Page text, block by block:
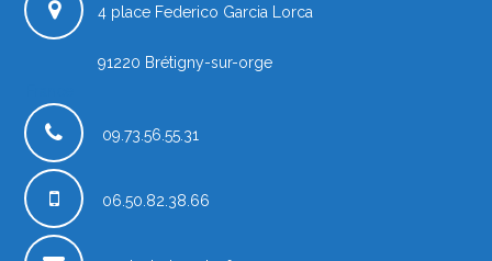
4 place Federico Garcia Lorca
91220 Brétigny-sur-orge
09.73.56.55.31
06.50.82.38.66